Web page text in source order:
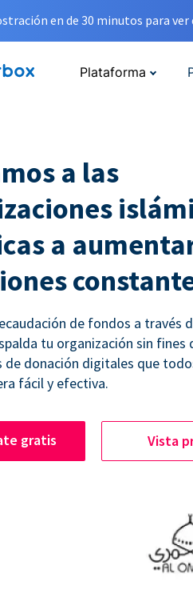
en de 30 minutos para
Plataforma
a las
a
de fondos a través
tu organización sin fines
de donación digitales que
fácil y efectiva.
gratis Vista